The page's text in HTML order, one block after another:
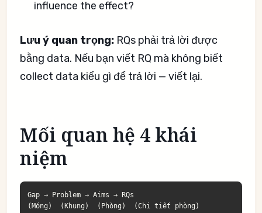
influence the effect?
Lưu ý quan trọng: RQs phải trả lời được
bằng data. Nếu bạn viết RQ mà không biết
collect data kiểu gì để trả lời — viết lại.
Mối quan hệ 4 khái
niệm
Gap → Problem → Aims → RQs
(Móng)  (Khung)  (Phòng)  (Chi tiết phòng)